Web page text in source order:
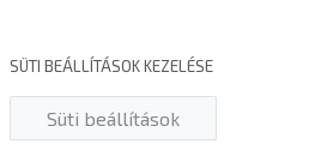
SÜTI BEÁLLÍTÁSOK KEZELÉSE
Süti beállítások